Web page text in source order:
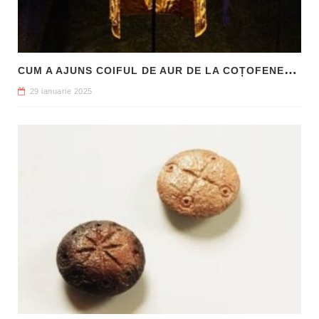
C
UM A AJUNS COIFUL DE AUR DE LA COȚOFENEȘTI ÎN PATRIMONIUL NAȚIONAL
29 ianuarie 2025